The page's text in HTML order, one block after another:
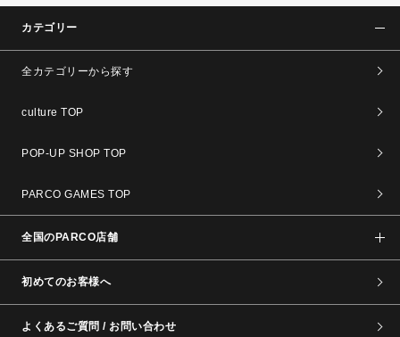
カテゴリー
全カテゴリーから探す
culture TOP
POP-UP SHOP TOP
PARCO GAMES TOP
全国のPARCO店舗
初めてのお客様へ
よくあるご質問 / お問い合わせ